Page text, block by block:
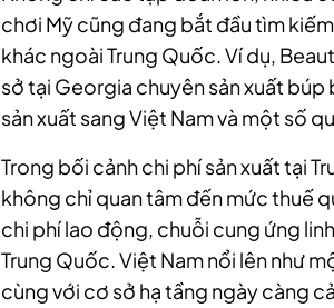
chơi Mỹ cũng đang bắt đầu tìm
khác ngoài Trung Quốc. Ví dụ,
sở tại Georgia chuyên sản xuất
sản xuất sang Việt Nam và một số
Trong bối cảnh chi phí sản xuất tại
không chỉ quan tâm đến mức thuế
chi phí lao động, chuỗi cung ứng
Trung Quốc. Việt Nam nổi lên như
cùng với cơ sở hạ tầng ngày càng